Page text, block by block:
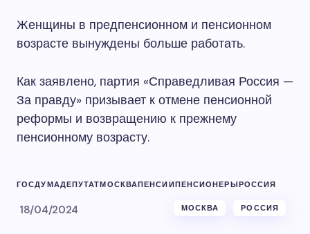
Женщины в предпенсионном и пенсионном
возрасте вынуждены больше работать.
Как заявлено, партия «Справедливая Россия —
За правду» призывает к отмене пенсионной
реформы и возвращению к прежнему
пенсионному возрасту.
ГОСДУМАДЕПУТАТМОСКВАПЕНСИИПЕНСИОНЕРЫРОССИЯ
18/04/2024 МОСКВА РОССИЯ